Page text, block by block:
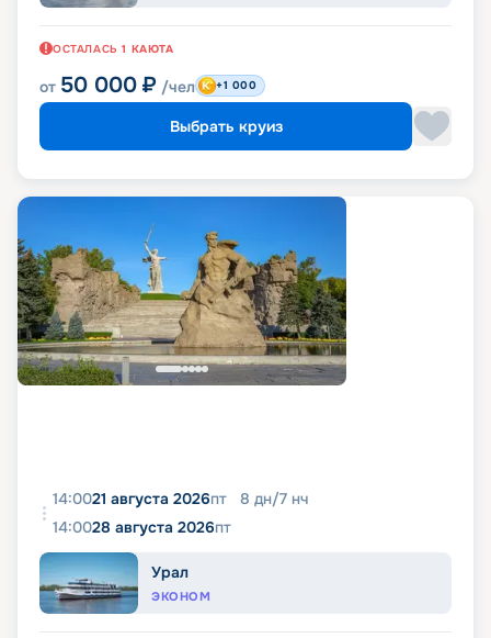
ОСТАЛАСЬ 1 КАЮТА
от 50 000 ₽ /чел +1 000
Выбрать круиз
14:0021 августа 2026пт 8 дн/7 нч
14:0028 августа 2026пт
Урал
ЭКОНОМ